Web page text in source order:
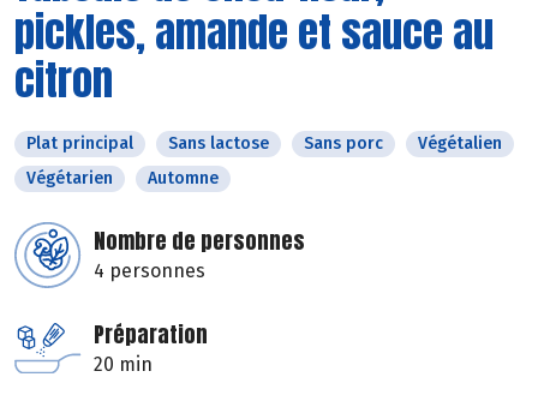
pickles, amande et sauce au
citron
Plat principal Sans lactose Sans porc
Végétalien
Végétarien
Automne
Nombre de personnes
4 personnes
Préparation
20 min